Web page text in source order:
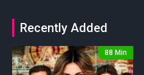
Recently Added
88 Min